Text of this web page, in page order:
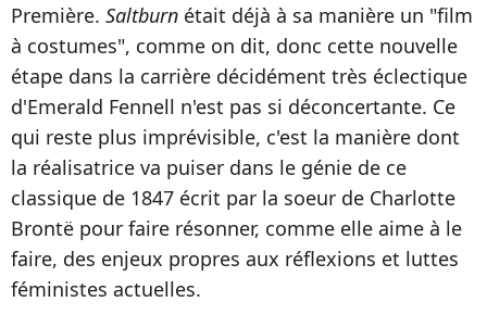
Première. Saltburn était déjà à sa manière un "film
à costumes", comme on dit, donc cette nouvelle
étape dans la carrière décidément très éclectique
d'Emerald Fennell n'est pas si déconcertante. Ce
qui reste plus imprévisible, c'est la manière dont
la réalisatrice va puiser dans le génie de ce
classique de 1847 écrit par la soeur de Charlotte
Brontë pour faire résonner, comme elle aime à le
faire, des enjeux propres aux réflexions et luttes
féministes actuelles.